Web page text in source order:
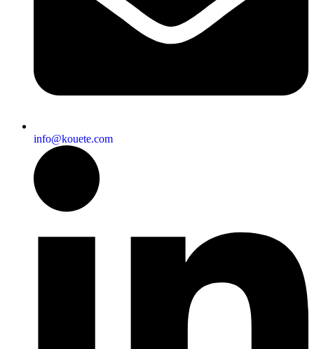
Mot de passe demo
Ouvrir l’application
info@kouete.com